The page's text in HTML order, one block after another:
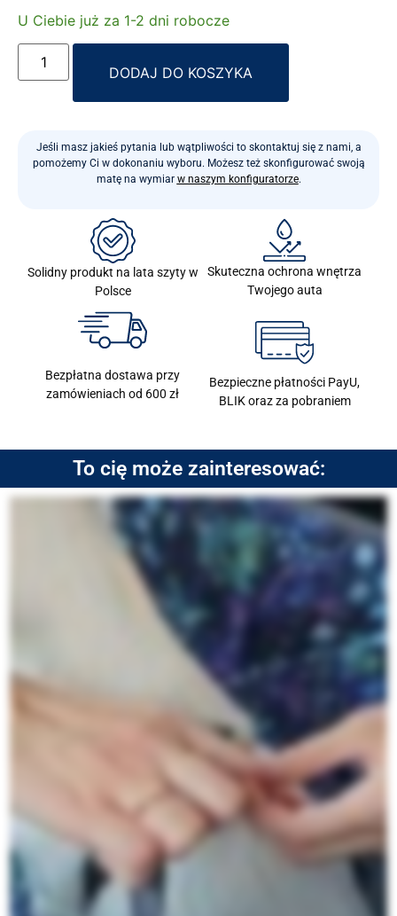
U Ciebie już za 1-2 dni robocze
DODAJ DO KOSZYKA
Jeśli masz jakieś pytania lub wątpliwości to skontaktuj się z nami, a
pomożemy Ci w dokonaniu wyboru. Możesz też skonfigurować swoją
matę na wymiar w naszym konfiguratorze.
Solidny produkt na lata szyty w
Polsce
Skuteczna ochrona wnętrza
Twojego auta
Bezpłatna dostawa przy
zamówieniach od 600 zł
Bezpieczne płatności PayU,
BLIK oraz za pobraniem
To cię może zainteresować: